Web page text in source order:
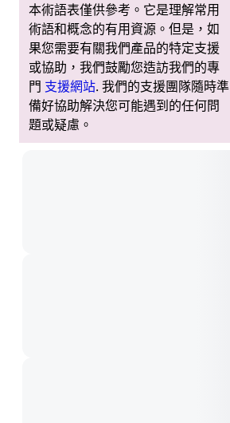
本術語表僅供參考。它是理解常用
術語和概念的有用資源。但是，如
果您需要有關我們產品的特定支援
或協助，我們鼓勵您造訪我們的專
門 支援網站. 我們的支援團隊隨時準
備好協助解決您可能遇到的任何問
題或疑慮。